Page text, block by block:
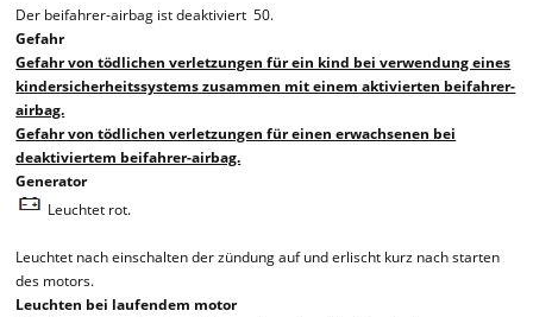
Der beifahrer-airbag ist deaktiviert 50.
Gefahr
Gefahr von tödlichen verletzungen für ein kind bei verwendung eines
kindersicherheitssystems zusammen mit einem aktivierten beifahrer-
airbag.
Gefahr von tödlichen verletzungen für einen erwachsenen bei
deaktiviertem beifahrer-airbag.
Generator
Leuchtet rot.
Leuchtet nach einschalten der zündung auf und erlischt kurz nach starten
des motors.
Leuchten bei laufendem motor